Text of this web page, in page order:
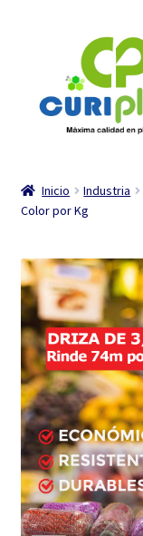
navegación
contenido
Carrito de compra
Mi cuenta
Tienda
Industria
Hogar
Inicio Industria
Color por Kg